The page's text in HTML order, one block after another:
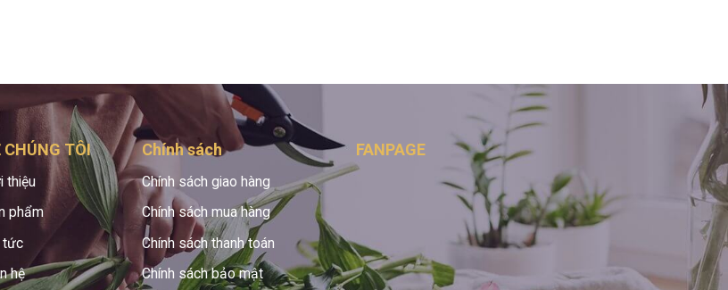
CHÚNG TÔI
thiệu
phẩm
tức
hệ
Chính sách
Chính sách giao hàng
Chính sách mua hàng
Chính sách thanh toán
Chính sách bảo mật
FANPAGE